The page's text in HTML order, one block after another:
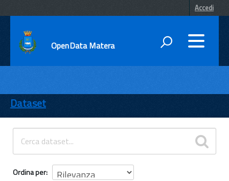
Accedi
OpenData Matera
ENTI
TEMI
INFORMAZIONI
Dataset
Ordina per